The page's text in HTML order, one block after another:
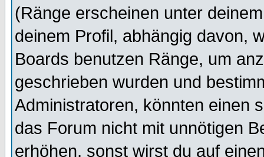
(Ränge erscheinen unter
deinem Profil, abhängig davon,
Boards benutzen Ränge, um
geschrieben wurden und
Administratoren, könnten einen
das Forum nicht mit unnötigen
erhöhen, sonst wirst du auf